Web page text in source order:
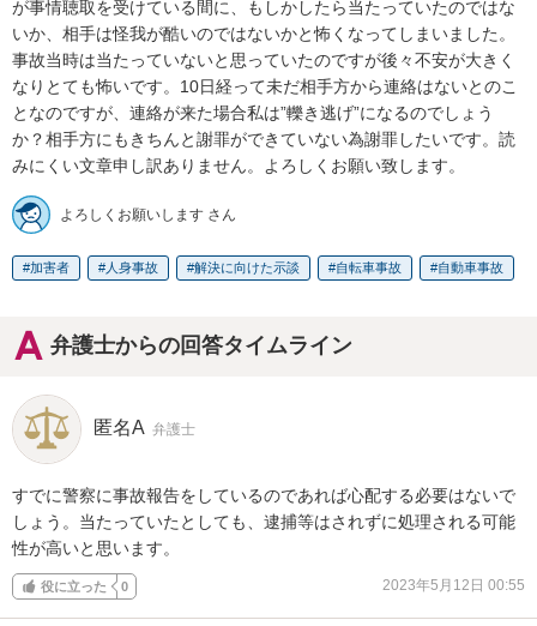
が事情聴取を受けている間に、もしかしたら当たっていたのではな
いか、相手は怪我が酷いのではないかと怖くなってしまいました。
事故当時は当たっていないと思っていたのですが後々不安が大きく
なりとても怖いです。10日経って未だ相手方から連絡はないとのこ
となのですが、連絡が来た場合私は”轢き逃げ”になるのでしょう
か？相手方にもきちんと謝罪ができていない為謝罪したいです。読
みにくい文章申し訳ありません。よろしくお願い致します。
よろしくお願いします さん
加害者 人身事故 解決に向けた示談 自転車事故 自動車事故
弁護士からの回答タイムライン
匿名A 弁護士
すでに警察に事故報告をしているのであれば心配する必要はないで
しょう。当たっていたとしても、逮捕等はされずに処理される可能
性が高いと思います。
役に立った 0 2023年5月12日 00:55